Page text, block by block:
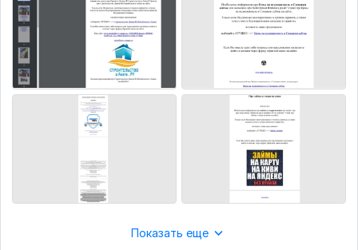
Показать еще
Всё хорошо.
7 лет назад
Спасибо, все вовремя и согласно кворка, плюс
бонус.
realtyslovakiaru